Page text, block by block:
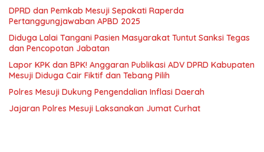
DPRD dan Pemkab Mesuji Sepakati Raperda
Pertanggungjawaban APBD 2025
Diduga Lalai Tangani Pasien Masyarakat Tuntut Sanksi Tegas
dan Pencopotan Jabatan
Lapor KPK dan BPK! Anggaran Publikasi ADV DPRD Kabupaten
Mesuji Diduga Cair Fiktif dan Tebang Pilih
Polres Mesuji Dukung Pengendalian Inflasi Daerah
Jajaran Polres Mesuji Laksanakan Jumat Curhat